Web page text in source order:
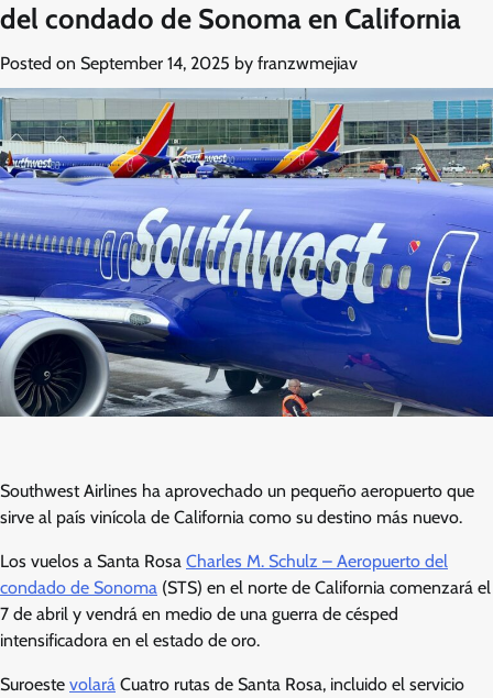
del condado de Sonoma en California
Posted on September 14, 2025 by franzwmejiav
Southwest Airlines ha aprovechado un pequeño aeropuerto que
sirve al país vinícola de California como su destino más nuevo.
Los vuelos a Santa Rosa Charles M. Schulz – Aeropuerto del
condado de Sonoma (STS) en el norte de California comenzará el
7 de abril y vendrá en medio de una guerra de césped
intensificadora en el estado de oro.
Suroeste volará Cuatro rutas de Santa Rosa, incluido el servicio